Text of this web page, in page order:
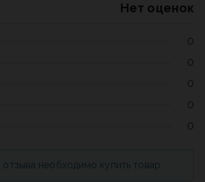
Нет оценок
0
0
0
0
0
необходимо купить товар